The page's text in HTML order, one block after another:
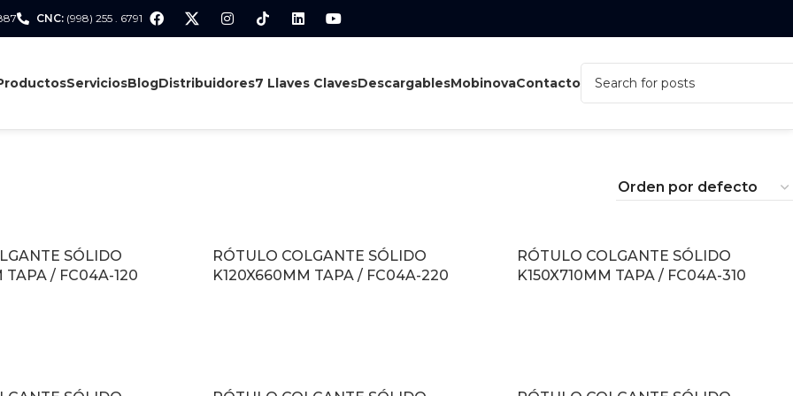
CNC: (998) 255 . 6791
ServiciosBlogDistribuidores7 Llaves ClavesDescargablesMobinovaContacto
SÓLIDO
TAPA / FC04A-120
RÓTULO COLGANTE SÓLIDO
K120X660MM TAPA / FC04A-220
RÓTULO COLGANTE SÓLIDO
K150X710MM TAPA / FC04A-310